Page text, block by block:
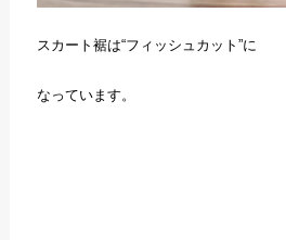
スカート裾は“フィッシュカット”に
なっています。